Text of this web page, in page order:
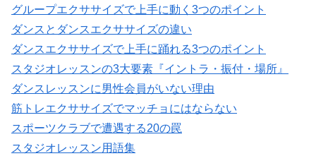
グループエクササイズで上手に動く3つのポイント
ダンスとダンスエクササイズの違い
ダンスエクササイズで上手に踊れる3つのポイント
スタジオレッスンの3大要素『イントラ・振付・場所』
ダンスレッスンに男性会員がいない理由
筋トレエクササイズでマッチョにはならない
スポーツクラブで遭遇する20の罠
スタジオレッスン用語集